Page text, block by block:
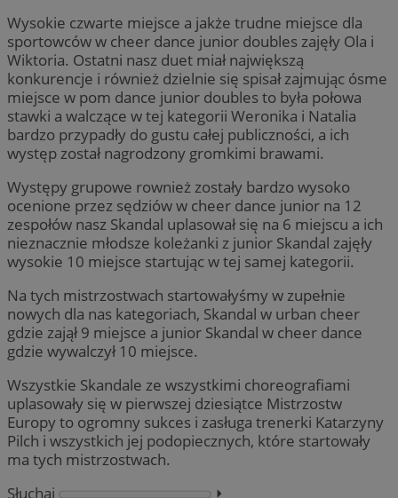
Wysokie czwarte miejsce a jakże trudne miejsce dla
sportowców w cheer dance junior doubles zajęły Ola i
Wiktoria. Ostatni nasz duet miał największą
konkurencje i również dzielnie się spisał zajmując ósme
miejsce w pom dance junior doubles to była połowa
stawki a walczące w tej kategorii Weronika i Natalia
bardzo przypadły do gustu całej publiczności, a ich
występ został nagrodzony gromkimi brawami.
Występy grupowe rownież zostały bardzo wysoko
ocenione przez sędziów w cheer dance junior na 12
zespołów nasz Skandal uplasował się na 6 miejscu a ich
nieznacznie młodsze koleżanki z junior Skandal zajęły
wysokie 10 miejsce startując w tej samej kategorii.
Na tych mistrzostwach startowałyśmy w zupełnie
nowych dla nas kategoriach, Skandal w urban cheer
gdzie zajął 9 miejsce a junior Skandal w cheer dance
gdzie wywalczył 10 miejsce.
Wszystkie Skandale ze wszystkimi choreografiami
uplasowały się w pierwszej dziesiątce Mistrzostw
Europy to ogromny sukces i zasługa trenerki Katarzyny
Pilch i wszystkich jej podopiecznych, które startowały
ma tych mistrzostwach.
Słuchaj
⏵︎